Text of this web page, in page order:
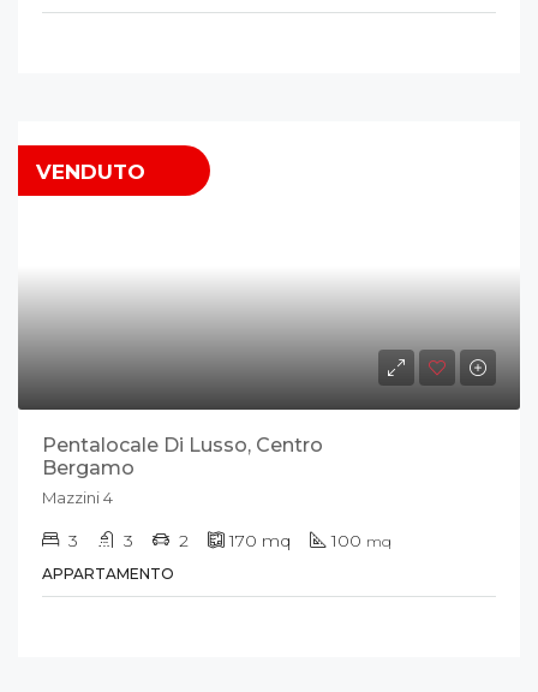
VENDUTO
Pentalocale Di Lusso, Centro
Bergamo
Mazzini 4
3 3 2 170 mq 100 mq
APPARTAMENTO